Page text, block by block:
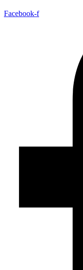
Facebook-f